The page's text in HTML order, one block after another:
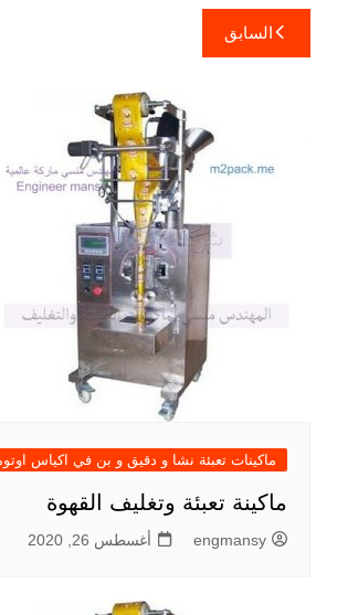
تصفّح
المقالات
السابق
ماكينات تعبئة نشا و دقيق و بن في اكياس
ماكينة تعبئة وتغليف القهوة
engmansy أغسطس 26, 2020